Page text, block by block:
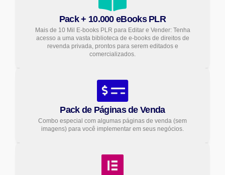
Pack + 10.000 eBooks PLR
Mais de 10 Mil E-books PLR para Editar e Vender: Tenha
acesso a uma vasta biblioteca de e-books de direitos de
revenda privada, prontos para serem editados e
comercializados.
Pack de Páginas de Venda
Combo especial com algumas páginas de venda (sem
imagens) para você implementar em seus negócios.